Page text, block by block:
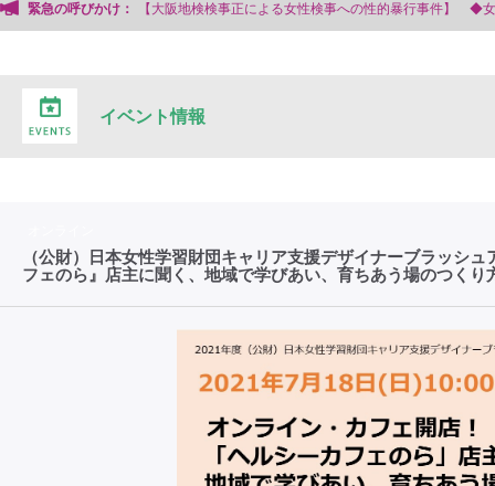
緊急の呼びかけ：
女性検事への性的暴行事件】 ◆女性検事を支援する会事務局
イベント情報
（公財）日本女性学習財団キャリア支援デザイナーブラッシ
フェのら』店主に聞く、地域で学びあい、育ちあう場のつくり